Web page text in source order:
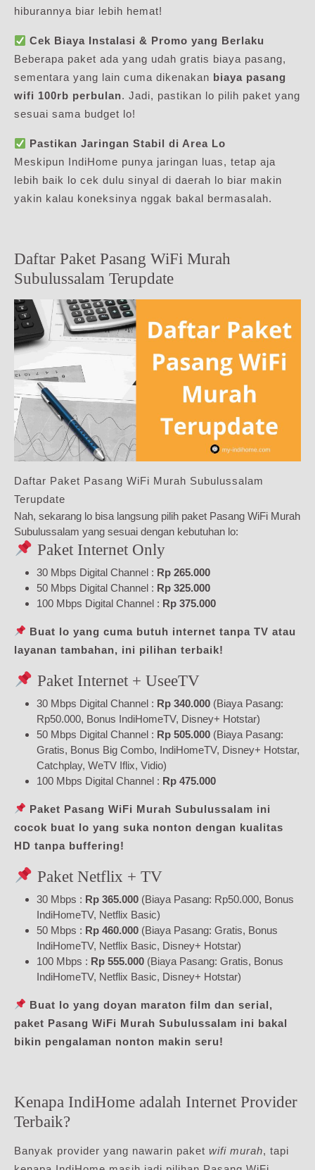
hiburannya biar lebih hemat!
Cek Biaya Instalasi & Promo yang Berlaku
Beberapa paket ada yang udah gratis biaya pasang,
sementara yang lain cuma dikenakan biaya pasang
wifi 100rb perbulan. Jadi, pastikan lo pilih paket yang
sesuai sama budget lo!
Pastikan Jaringan Stabil di Area Lo
Meskipun IndiHome punya jaringan luas, tetap aja
lebih baik lo cek dulu sinyal di daerah lo biar makin
yakin kalau koneksinya nggak bakal bermasalah.
Daftar Paket Pasang WiFi Murah
Subulussalam Terupdate
Daftar Paket Pasang WiFi Murah Subulussalam
Terupdate
Nah, sekarang lo bisa langsung pilih paket Pasang WiFi Murah
Subulussalam yang sesuai dengan kebutuhan lo:
Paket Internet Only
30 Mbps Digital Channel : Rp 265.000
50 Mbps Digital Channel : Rp 325.000
100 Mbps Digital Channel : Rp 375.000
Buat lo yang cuma butuh internet tanpa TV atau
layanan tambahan, ini pilihan terbaik!
Paket Internet + UseeTV
30 Mbps Digital Channel : Rp 340.000 (Biaya Pasang:
Rp50.000, Bonus IndiHomeTV, Disney+ Hotstar)
50 Mbps Digital Channel : Rp 505.000 (Biaya Pasang:
Gratis, Bonus Big Combo, IndiHomeTV, Disney+ Hotstar,
Catchplay, WeTV Iflix, Vidio)
100 Mbps Digital Channel : Rp 475.000
Paket Pasang WiFi Murah Subulussalam ini
cocok buat lo yang suka nonton dengan kualitas
HD tanpa buffering!
Paket Netflix + TV
30 Mbps : Rp 365.000 (Biaya Pasang: Rp50.000, Bonus
IndiHomeTV, Netflix Basic)
50 Mbps : Rp 460.000 (Biaya Pasang: Gratis, Bonus
IndiHomeTV, Netflix Basic, Disney+ Hotstar)
100 Mbps : Rp 555.000 (Biaya Pasang: Gratis, Bonus
IndiHomeTV, Netflix Basic, Disney+ Hotstar)
Buat lo yang doyan maraton film dan serial,
paket Pasang WiFi Murah Subulussalam ini bakal
bikin pengalaman nonton makin seru!
Kenapa IndiHome adalah Internet Provider
Terbaik?
Banyak provider yang nawarin paket wifi murah, tapi